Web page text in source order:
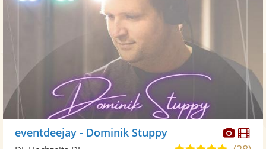
eventdeejay - Dominik Stuppy